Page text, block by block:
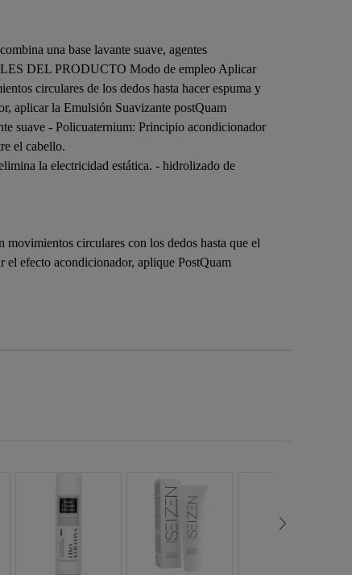
una base lavante suave, agentes
DEL PRODUCTO Modo de empleo Aplicar
circulares de los dedos hasta hacer espuma y
aplicar la Emulsión Suavizante postQuam
suave - Policuaternium: Principio acondicionador
el cabello.
la electricidad estática. - hidrolizado de
circulares con los dedos hasta que el
el efecto acondicionador, aplique PostQuam